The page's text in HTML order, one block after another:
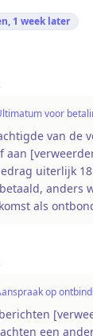
1 week later
voor
van de
aan
uiterlijk
anders
als
op
een